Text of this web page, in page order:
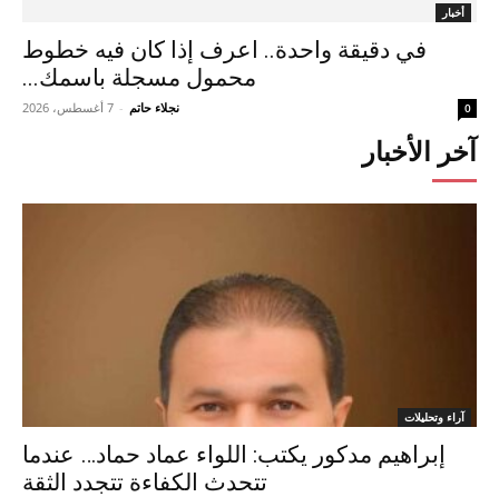
أخبار
في دقيقة واحدة.. اعرف إذا كان فيه خطوط
محمول مسجلة باسمك...
نجلاء حاتم - 7 أغسطس، 2026 0
آخر الأخبار
آراء وتحليلات
إبراهيم مدكور يكتب: اللواء عماد حماد… عندما
تتحدث الكفاءة تتجدد الثقة